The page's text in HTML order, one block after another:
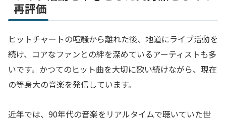
再評価
ヒットチャートの喧騒から離れた後、地道にライブ活動を
続け、コアなファンとの絆を深めているアーティストも多
いです。かつてのヒット曲を大切に歌い続けながら、現在
の等身大の音楽を発信しています。
近年では、90年代の音楽をリアルタイムで聴いていた世